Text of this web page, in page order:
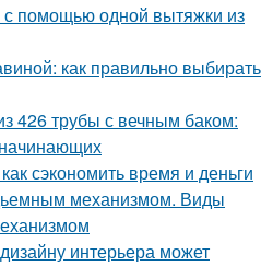
помощью одной вытяжки из
как правильно выбирать
426 трубы с вечным баком:
сэкономить время и деньги
механизмом. Виды
интерьера может